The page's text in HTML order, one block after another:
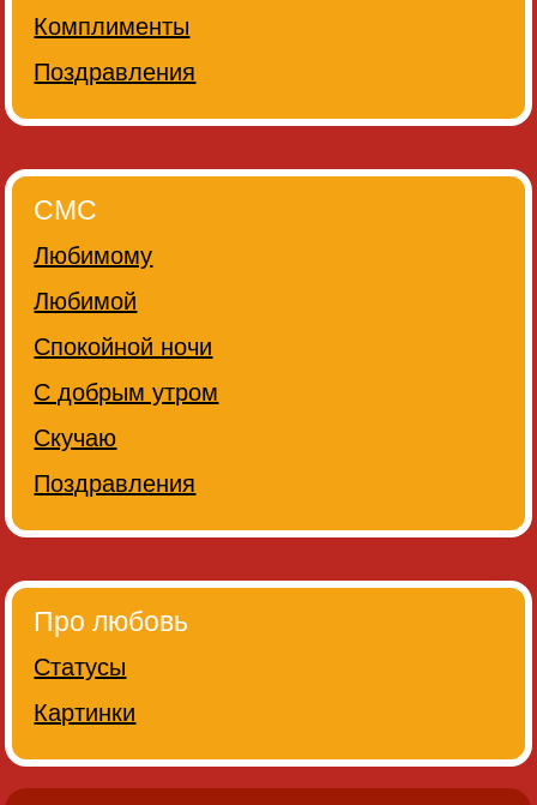
Комплименты
Поздравления
СМС
Любимому
Любимой
Спокойной ночи
С добрым утром
Скучаю
Поздравления
Про любовь
Статусы
Картинки